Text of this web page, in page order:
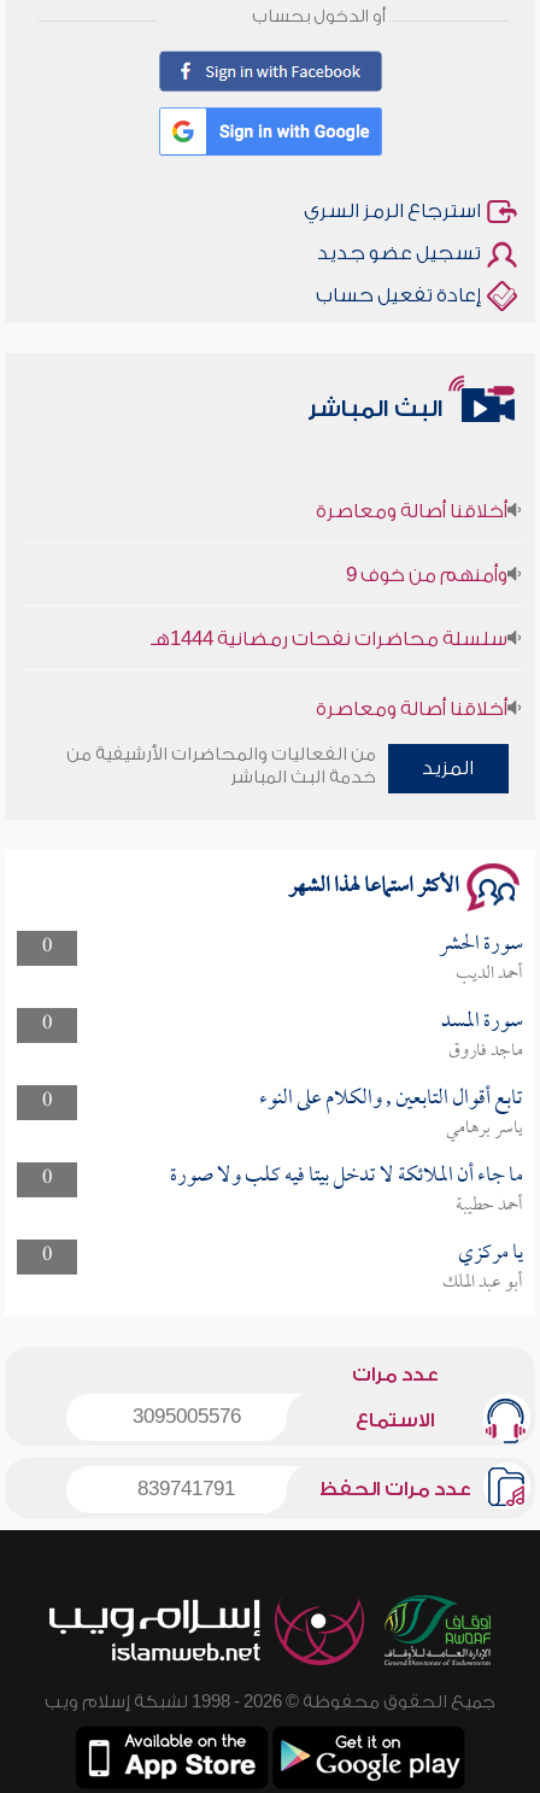
أو الدخول بحساب
استرجاع الرمز السري
تسجيل عضو جديد
إعادة تفعيل حساب
البث المباشر
أخلاقنا أصالة ومعاصرة
وأمنهم من خوف 9
سلسلة محاضرات نفحات رمضانية 1444هـ
أخلاقنا أصالة ومعاصرة
وأمنهم من خوف 9
المزيد
من الفعاليات والمحاضرات الأرشيفية من
خدمة البث المباشر
الأكثر استماعا لهذا الشهر
0 سورة الحشر
أحمد الديب
0
سورة المسد
ماجد فاروق
0
تابع أقوال التابعين , والكلام على النوء
ياسر برهامي
0
ما جاء أن الملائكة لا تدخل بيتا فيه كلب ولا صورة
أحمد حطيبة
0
يا مركزي
أبو عبد الملك
عدد مرات
الاستماع 3095005576
عدد مرات الحفظ 839741791
جميع الحقوق محفوظة © 2026 - 1998 لشبكة إسلام ويب